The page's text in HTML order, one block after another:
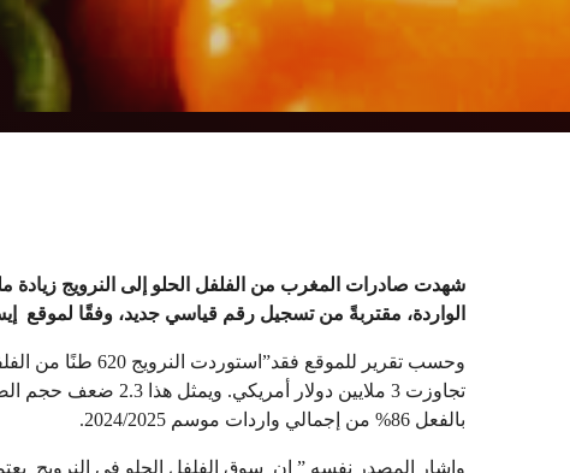
الواردة، مقتربةً من تسجيل رقم قياسي جديد، وفقًا لموقع
تجاوزت 3 ملايين
بالفعل 86% من إجمالي واردات موسم 2024/2025.
واشار المصدر نفسه ” ان سوق الفلفل الحلو في النرويج